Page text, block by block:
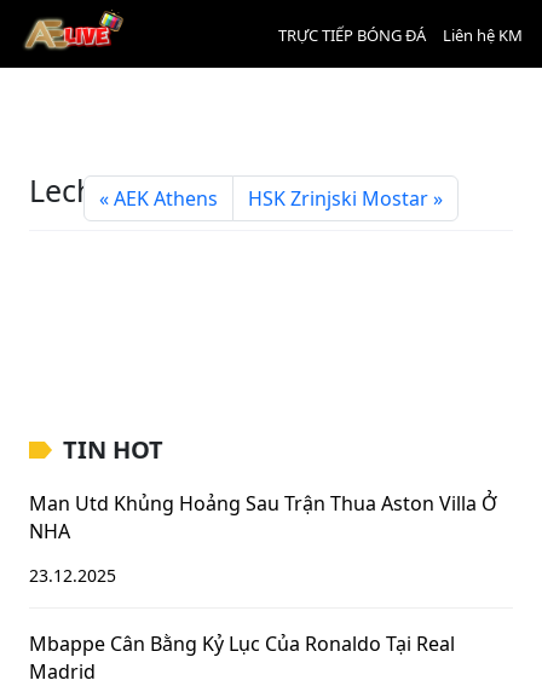
TRỰC TIẾP BÓNG ĐÁ Liên hệ KM
Lech Poznan
AEK Athens HSK Zrinjski Mostar
TIN HOT
Man Utd Khủng Hoảng Sau Trận Thua Aston Villa Ở
NHA
23.12.2025
Mbappe Cân Bằng Kỷ Lục Của Ronaldo Tại Real
Madrid